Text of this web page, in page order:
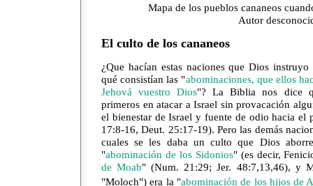
Mapa de los pueblos cananeos
Autor
El culto de los cananeos
¿Que hacían estas naciones que Dios
qué consistían las "abominaciones, que ellos
Jehová vuestro Dios"? La Biblia nos dice
primeros en atacar a Israel sin provacación
el bienestar de Israel y fuente de odio hacia
17:8-16, Deut. 25:17-19). Pero las demás
cuales se les daba un culto que Dios
"abominación de los Sidonios" (es decir,
de Moab" (Num. 21:29; Jer. 48:7,13,46), y
"Moloch") era la "abominación de los hijos de